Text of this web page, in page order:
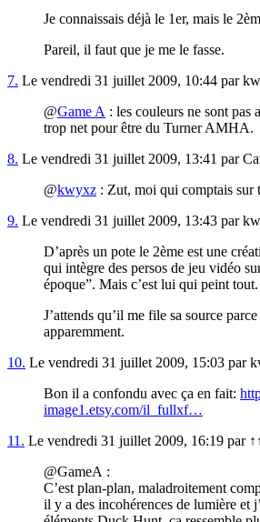
Je connaissais déjà le 1er, mais le
Pareil, il faut que je me le fasse.
7. Le vendredi 31 juillet 2009, 10:44 par
@Game A : les couleurs ne sont pas
trop net pour être du Turner AMHA.
8. Le vendredi 31 juillet 2009, 13:41 par
@kwyxz : Zut, moi qui comptais
9. Le vendredi 31 juillet 2009, 13:43 par
D’après un pote le 2ème est une
qui intègre des persos de jeu vidéo
époque”. Mais c’est lui qui peint tout.
J’attends qu’il me file sa source
apparemment.
10. Le vendredi 31 juillet 2009, 15:03 par
Bon il a confondu avec ça en fait:
image1.etsy.com/il_fullxf…
11. Le vendredi 31 juillet 2009, 16:19
@GameA :
C’est plan-plan, maladroitement
il y a des incohérences de lumière et